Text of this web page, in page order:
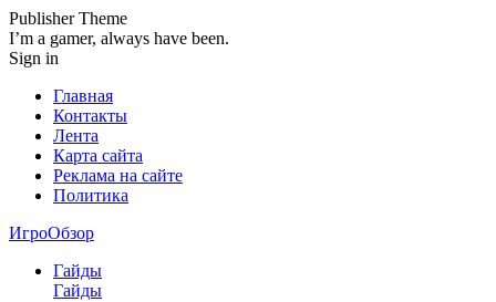
Publisher Theme
I’m a gamer, always have been.
Sign in
Главная
Контакты
Лента
Карта сайта
Реклама на сайте
Политика
ИгроОбзор
Гайды
Гайды